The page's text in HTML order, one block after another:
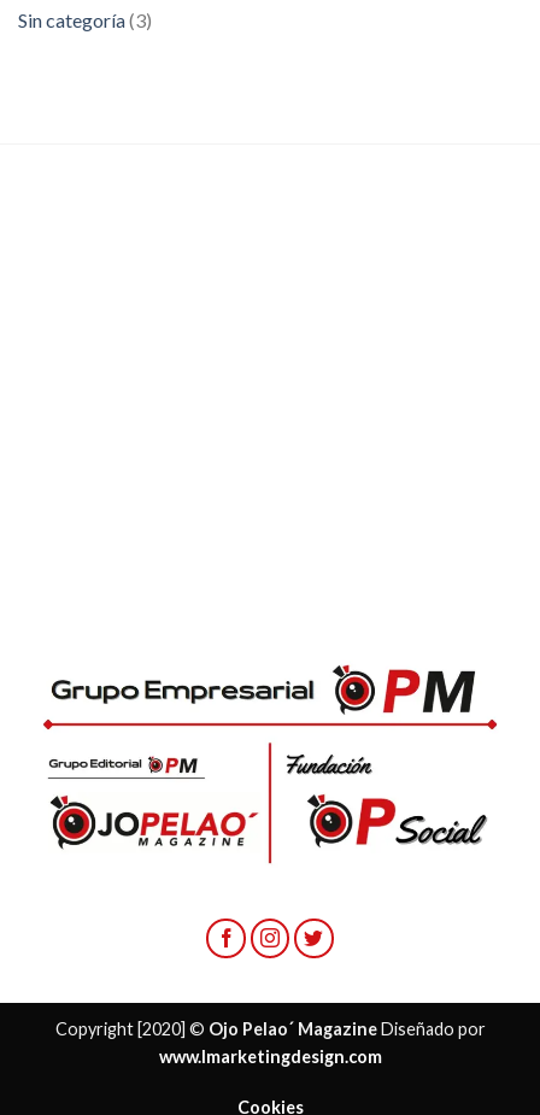
Sin categoría(3)
Copyright [2020] © Ojo Pelao´ MagazineDiseñado por
www.lmarketingdesign.com
Cookies